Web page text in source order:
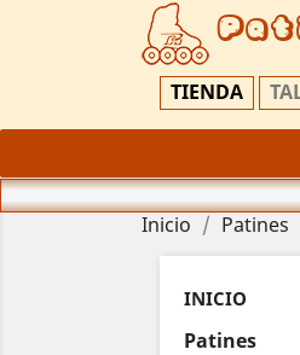
TIENDA
Inicio Patines
INICIO
Patines